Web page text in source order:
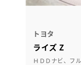
トヨタ
ライズ Z
ＨＤＤナビ、フ